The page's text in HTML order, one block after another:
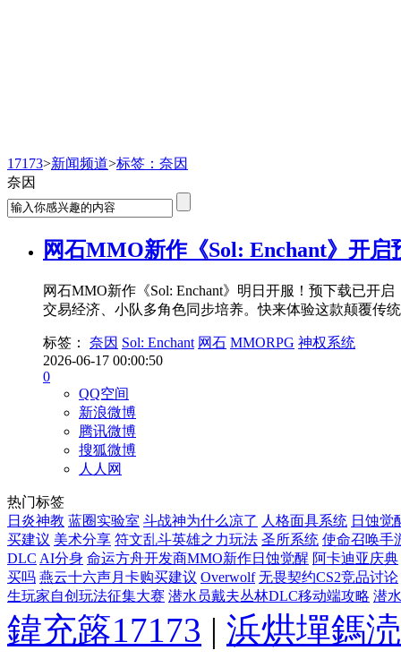
17173>新闻频道>标签：奈因
奈因
网石MMO新作《Sol: Enchant》开启
网石MMO新作《Sol: Enchant》明日开服！预下载已开
交易经济、小队多角色同步培养。快来体验这款颠覆传
标签： 奈因 Sol: Enchant 网石 MMORPG 神权系统
2026-06-17 00:00:50
0
QQ空间
新浪微博
腾讯微博
搜狐微博
人人网
热门标签
日炎神教 蓝圈实验室 斗战神为什么凉了 人格面具系统 日蚀觉
买建议 美术分享 符文乱斗英雄之力玩法 圣所系统 使命召唤手
DLC AI分身 命运方舟开发商MMO新作日蚀觉醒 阿卡迪亚庆典
买吗 燕云十六声月卡购买建议 Overwolf 无畏契约CS2竞品讨论
生玩家自创玩法征集大赛 潜水员戴夫丛林DLC移动端攻略 潜
鍏充簬17173 | 浜烘墠鎷